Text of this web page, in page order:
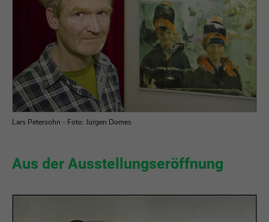
Lars Petersohn - Foto: Jürgen Domes
Aus der Ausstellungseröffnung